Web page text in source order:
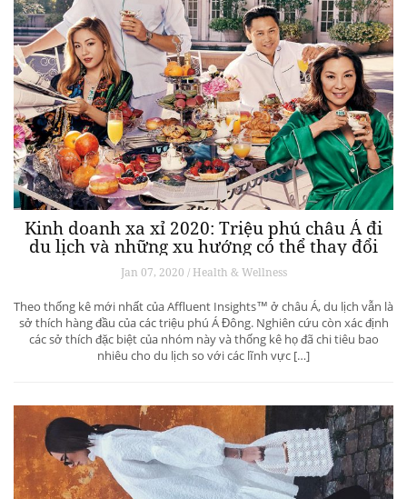
Kinh doanh xa xỉ 2020: Triệu phú châu Á đi
du lịch và những xu hướng có thể thay đổi
ngành du lịch thượng lưu
Jan 07, 2020 / Health & Wellness
Theo thống kê mới nhất của Affluent Insights™ ở châu Á, du lịch vẫn là
sở thích hàng đầu của các triệu phú Á Đông. Nghiên cứu còn xác định
các sở thích đặc biệt của nhóm này và thống kê họ đã chi tiêu bao
nhiêu cho du lịch so với các lĩnh vực […]